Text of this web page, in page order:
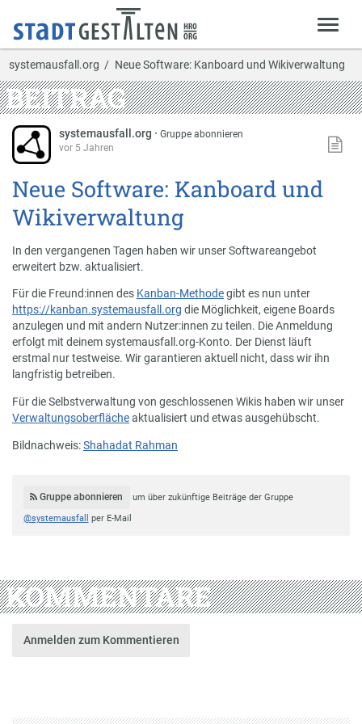
systemausfall.org Neue Software: Kanboard und Wikiverwaltung
BEITRAG
systemausfall.org ·Gruppe abonnieren
vor 5 Jahren
Neue Software: Kanboard und
Wikiverwaltung
In den vergangenen Tagen haben wir unser Softwareangebot
erweitert bzw. aktualisiert.
Für die Freund:innen des Kanban-Methodegibt es nun unter
https://kanban.systemausfall.org die Möglichkeit, eigene Boards
anzulegen und mit andern Nutzer:innen zu teilen. Die Anmeldung
erfolgt mit deinem systemausfall.org-Konto. Der Dienst läuft
erstmal nur testweise. Wir garantieren aktuell nicht, dass wir ihn
langfristig betreiben.
Für die Selbstverwaltung von geschlossenen Wikis haben wir unser
Verwaltungsoberflächeaktualisiert und etwas ausgehübscht.
Bildnachweis:Shahadat Rahman
Gruppe abonnieren
um über zukünftige Beiträge der Gruppe
@systemausfall
per E-Mail
KOMMENTARE
Anmelden zum Kommentieren